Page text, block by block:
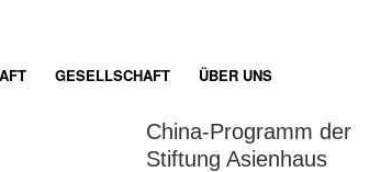
GESELLSCHAFT ÜBER UNS
China-Programm der
Stiftung Asienhaus